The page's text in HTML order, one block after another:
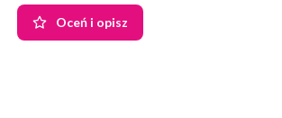
Oceń i opisz